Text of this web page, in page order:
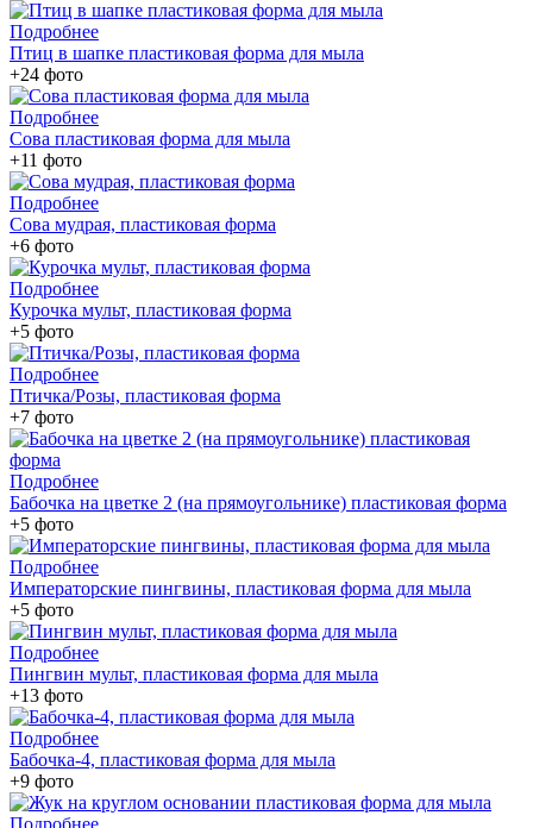
Подробнее
Птиц в шапке пластиковая форма для мыла
+24 фото
Подробнее
Сова пластиковая форма для мыла
+11 фото
Подробнее
Сова мудрая, пластиковая форма
+6 фото
Подробнее
Курочка мульт, пластиковая форма
+5 фото
Подробнее
Птичка/Розы, пластиковая форма
+7 фото
Подробнее
Бабочка на цветке 2 (на прямоугольнике) пластиковая форма
+5 фото
Подробнее
Императорские пингвины, пластиковая форма для мыла
+5 фото
Подробнее
Пингвин мульт, пластиковая форма для мыла
+13 фото
Подробнее
Бабочка-4, пластиковая форма для мыла
+9 фото
Подробнее